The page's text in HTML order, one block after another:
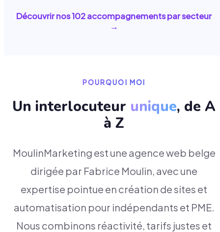
Découvrir nos102accompagnements par secteur
→
POURQUOI MOI
Un interlocuteur unique, de A
à Z
MoulinMarketing est une agence web belge
dirigée par Fabrice Moulin, avec une
expertise pointue en création de sites et
automatisation pour indépendants et PME.
Nous combinons réactivité, tarifs justes et